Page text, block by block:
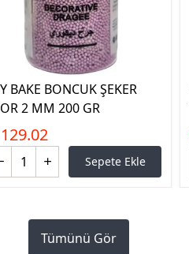
BAKE BONCUK ŞEKER
2 MM 200 GR
Sepete Ekle
Tümünü Gör